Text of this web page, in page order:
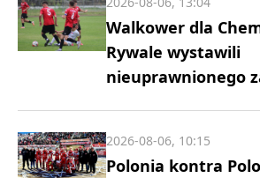
Walkower dla
Rywale wystawili
nieuprawnionego
Polonia kontra
2026-08-06, 10:15